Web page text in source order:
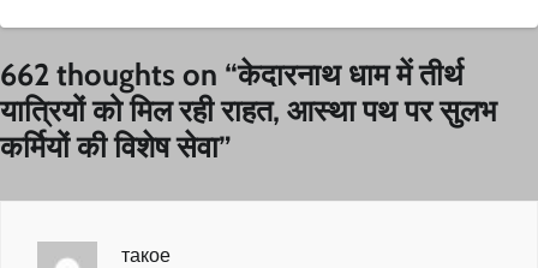
662 thoughts on “केदारनाथ धाम में तीर्थ
यात्रियों को मिल रही राहत, आस्था पथ पर सुलभ
कर्मियों की विशेष सेवा”
такое